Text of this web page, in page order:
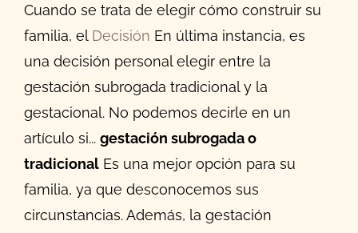
Cuando se trata de elegir cómo construir su
familia, el Decisión En última instancia, es
una decisión personal elegir entre la
gestación subrogada tradicional y la
gestacional. No podemos decirle en un
artículo si... gestación subrogada o
tradicionalEs una mejor opción para su
familia, ya que desconocemos sus
circunstancias. Además, la gestación